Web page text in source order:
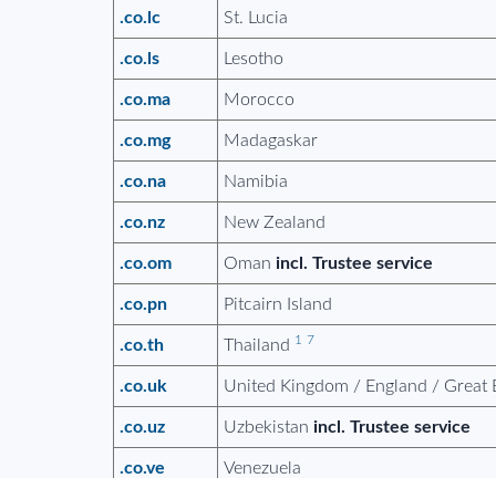
.co.lc St. Lucia
.co.ls Lesotho
.co.ma Morocco
.co.mg Madagaskar
.co.na Namibia
.co.nz New Zealand
.co.om Oman incl. Trustee service
.co.pn Pitcairn Island
.co.th Thailand 1 7
.co.uk United Kingdom / England / Great
.co.uz Uzbekistan incl. Trustee service
.co.ve Venezuela